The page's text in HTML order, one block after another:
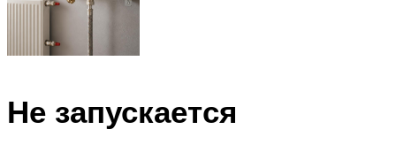
Не запускается